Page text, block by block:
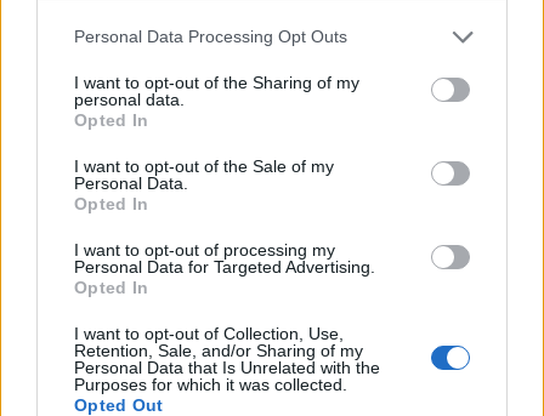
Please note that this website/app uses one or more Google
not limited to your visit or usage behaviour. You may click to
grant or deny consent to Google and its third-party tags to
use your data for below specified purposes in below Google
consent section.
Personal Data Processing Opt Outs
I want to opt-out of the Sharing of my
personal data.
Opted In
I want to opt-out of the Sale of my
Personal Data.
Opted In
I want to opt-out of processing my
Personal Data for Targeted Advertising.
Opted In
I want to opt-out of Collection, Use,
Retention, Sale, and/or Sharing of my
Personal Data that Is Unrelated with the
Purposes for which it was collected.
Opted Out